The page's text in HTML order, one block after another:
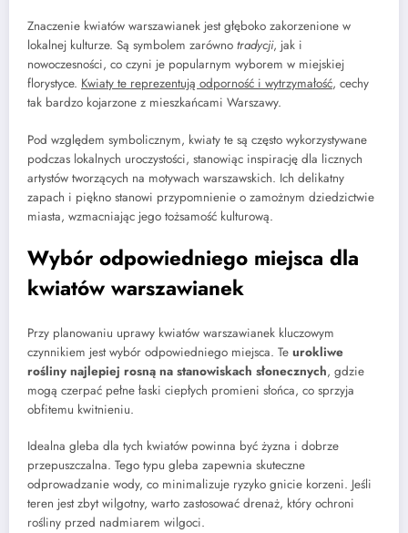
Znaczenie kwiatów warszawianek jest głęboko zakorzenione w
lokalnej kulturze. Są symbolem zarówno tradycji, jak i
nowoczesności, co czyni je popularnym wyborem w miejskiej
florystyce. Kwiaty te reprezentują odporność i wytrzymałość, cechy
tak bardzo kojarzone z mieszkańcami Warszawy.
Pod względem symbolicznym, kwiaty te są często wykorzystywane
podczas lokalnych uroczystości, stanowiąc inspirację dla licznych
artystów tworzących na motywach warszawskich. Ich delikatny
zapach i piękno stanowi przypomnienie o zamożnym dziedzictwie
miasta, wzmacniając jego tożsamość kulturową.
Wybór odpowiedniego miejsca dla
kwiatów warszawianek
Przy planowaniu uprawy kwiatów warszawianek kluczowym
czynnikiem jest wybór odpowiedniego miejsca. Te urokliwe
rośliny najlepiej rosną na stanowiskach słonecznych, gdzie
mogą czerpać pełne łaski ciepłych promieni słońca, co sprzyja
obfitemu kwitnieniu.
Idealna gleba dla tych kwiatów powinna być żyzna i dobrze
przepuszczalna. Tego typu gleba zapewnia skuteczne
odprowadzanie wody, co minimalizuje ryzyko gnicie korzeni. Jeśli
teren jest zbyt wilgotny, warto zastosować drenaż, który ochroni
rośliny przed nadmiarem wilgoci.